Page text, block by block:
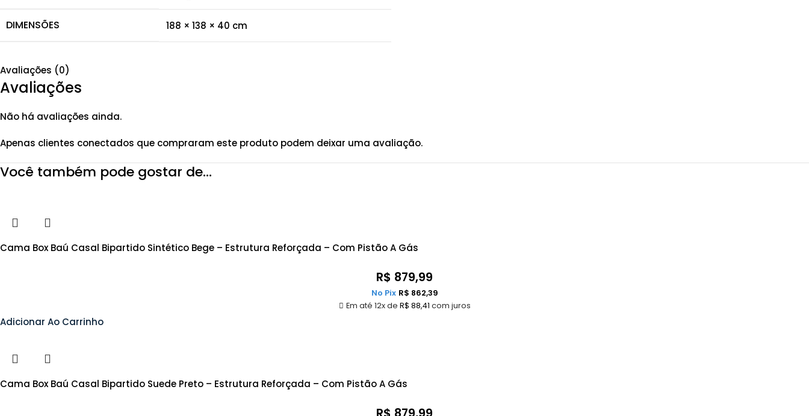
DIMENSÕES 188 × 138 × 40 cm
Avaliações (0)
Avaliações
Não há avaliações ainda.
Apenas clientes conectados que compraram este produto podem deixar uma avaliação.
Você também pode gostar de…
Cama Box Baú Casal Bipartido Sintético Bege – Estrutura Reforçada – Com Pistão A Gás
R$ 879,99
Em até 12x de R$ 88,41 com juros
No Pix R$ 862,39
Adicionar Ao Carrinho
Cama Box Baú Casal Bipartido Suede Preto – Estrutura Reforçada – Com Pistão A Gás